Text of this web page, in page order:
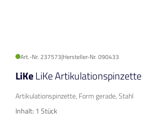
Art.-Nr. 237573|Hersteller-Nr. 090433
LiKeLiKe Artikulationspinzette
Artikulationspinzette, Form gerade, Stahl
Inhalt: 1 Stück